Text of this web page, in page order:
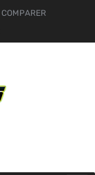
COMPARER